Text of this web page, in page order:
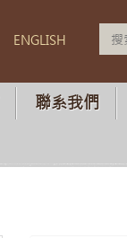
ENGLISH
聯系我們